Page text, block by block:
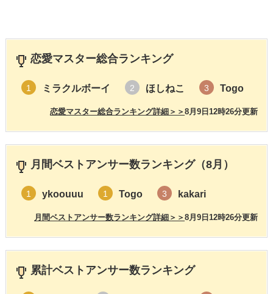
恋愛マスター総合ランキング
1 ミラクルボーイ 2 ほしねこ 3 Togo
8月9日12時26分更新
恋愛マスター総合ランキング詳細＞＞
月間ベストアンサー数ランキング（8月）
1 ykoouuu 1 Togo 3 kakari
8月9日12時26分更新
月間ベストアンサー数ランキング詳細＞＞
累計ベストアンサー数ランキング